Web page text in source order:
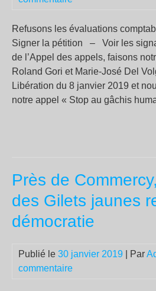
Refusons les évaluations
Signer la pétition – Voir les
de l’Appel des appels, faisons
Roland Gori et Marie-José Del
Libération du 8 janvier 2019 et
notre appel « Stop au gâchis
Près de
des Gilets jaunes
démocratie
Publié le 30 janvier 2019 | Par
commentaire